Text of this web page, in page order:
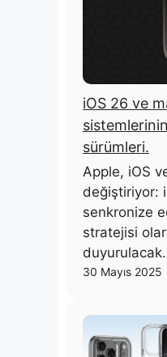
iOS 26 ve
sürümleri.
Apple, iOS
değiştiriyor:
senkronize
stratejisi
duyurulacak.
30 Mayıs 2025